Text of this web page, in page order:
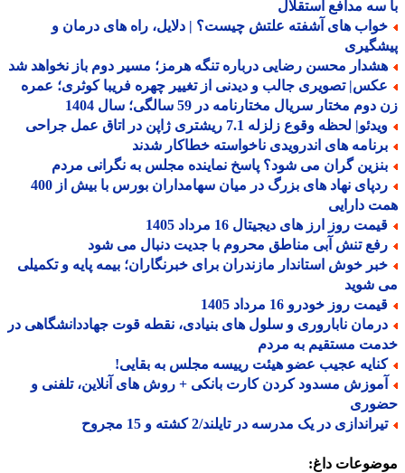
سه مدافع استقلال
های آشفته علتش چیست؟ | دلایل، راه های درمان و
محسن رضایی درباره تنگه هرمز؛ مسیر دوم باز نخواهد شد
تصویری جالب و دیدنی از تغییر چهره فریبا کوثری؛ عمره
مختار سریال مختارنامه در 59 سالگی؛ سال 1404
لحظه وقوع زلزله 7.1 ریشتری ژاپن در اتاق عمل جراحی
های اندرویدی ناخواسته خطاکار شدند
گران می شود؟ پاسخ نماینده مجلس به نگرانی مردم
ردپای نهاد های بزرگ در میان سهامداران بورس با بیش از 400
دارایی
روز ارز های دیجیتال 16 مرداد 1405
تنش آبی مناطق محروم با جدیت دنبال می شود
خوش استاندار مازندران برای خبرنگاران؛ بیمه پایه و تکمیلی
شوید
روز خودرو 16 مرداد 1405
ناباروری و سلول های بنیادی، نقطه قوت جهاددانشگاهی در
مستقیم به مردم
عجیب عضو هیئت رییسه مجلس به بقایی!
مسدود کردن کارت بانکی + روش های آنلاین، تلفنی و
در یک مدرسه در تایلند/2 کشته و 15 مجروح
داغ: